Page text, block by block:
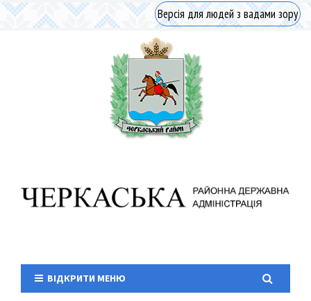
Версія для людей з вадами зору
ВІДКРИТИ МЕНЮ